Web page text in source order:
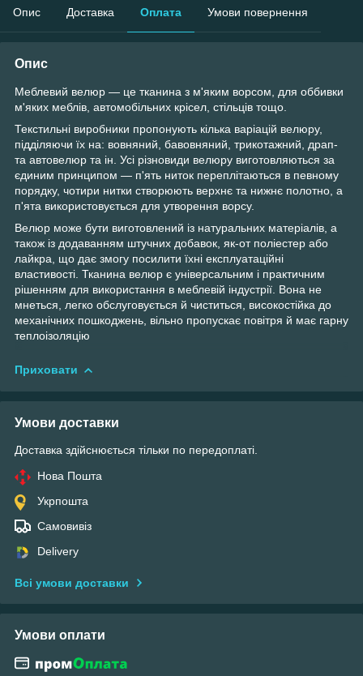
Опис Доставка Оплата Умови повернення
Опис
Меблевий велюр — це тканина з м'яким ворсом, для оббивки
м'яких меблів, автомобільних крісел, стільців тощо.
Текстильні виробники пропонують кілька варіацій велюру,
підділяючи їх на: вовняний, бавовняний, трикотажний, драп-
та автовелюр та ін. Усі різновиди велюру виготовляються за
єдиним принципом — п'ять ниток переплітаються в певному
порядку, чотири нитки створюють верхнє та нижнє полотно, а
п'ята використовується для утворення ворсу.
Велюр може бути виготовлений із натуральних матеріалів, а
також із додаванням штучних добавок, як-от поліестер або
лайкра, що дає змогу посилити їхні експлуатаційні
властивості. Тканина велюр є універсальним і практичним
рішенням для використання в меблевій індустрії. Вона не
мнеться, легко обслуговується й чиститься, високостійка до
механічних пошкоджень, вільно пропускає повітря й має гарну
теплоізоляцію
Приховати
Умови доставки
Доставка здійснюється тільки по передоплаті.
Нова Пошта
Укрпошта
Самовивіз
Delivery
Всі умови доставки
Умови оплати